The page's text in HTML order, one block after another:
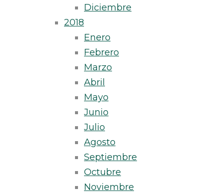
Diciembre
2018
Enero
Febrero
Marzo
Abril
Mayo
Junio
Julio
Agosto
Septiembre
Octubre
Noviembre